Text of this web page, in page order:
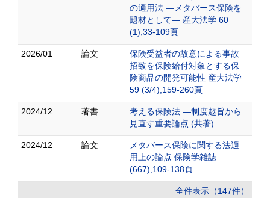
の適用法 ―メタバース保険を
題材として― 産大法学 60
(1),33-109頁
2026/01 論文
保険受益者の故意による事故
招致を保険給付対象とする保
険商品の開発可能性 産大法学
59 (3/4),159-260頁
2024/12 著書
考える保険法 ―制度趣旨から
見直す重要論点 (共著)
2024/12 論文
メタバース保険に関する法適
用上の論点 保険学雑誌
(667),109-138頁
全件表示（147件）